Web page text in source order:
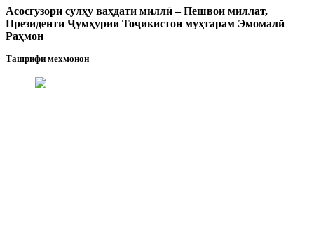
Асосгузори сулҳу ваҳдати миллӣ – Пешвои миллат,
Президенти Ҷумҳурии Тоҷикистон муҳтарам Эмомалӣ
Раҳмон
Ташрифи мехмонон